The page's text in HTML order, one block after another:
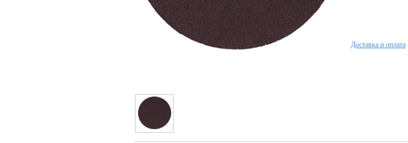
Доставка и оплата